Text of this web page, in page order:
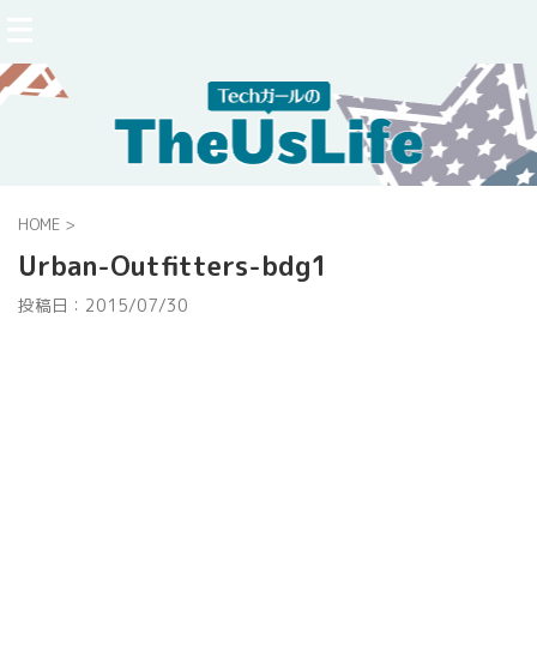
HOME >
Urban-Outfitters-bdg1
投稿日： 2015/07/30